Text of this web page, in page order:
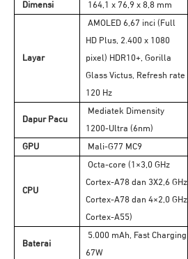
Dimensi
164,1 x 76,9 x 8,8 mm
Layar
AMOLED 6,67 inci (Full
HD Plus, 2.400 x 1080
pixel) HDR10+, Gorilla
Glass Victus, Refresh rate
120 Hz
Dapur Pacu
Mediatek Dimensity
1200-Ultra (6nm)
GPU
Mali-G77 MC9
CPU
Octa-core (1×3,0 GHz
Cortex-A78 dan 3X2,6 GHz
Cortex-A78 dan 4×2,0 GHz
Cortex-A55)
Baterai
5.000 mAh, Fast Charging
67W